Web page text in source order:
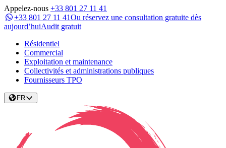
Appelez-nous +33 801 27 11 41
+33 801 27 11 41Ou réservez une consultation gratuite dès
aujourd’huiAudit gratuit
Résidentiel
Commercial
Exploitation et maintenance
Collectivités et administrations publiques
Fournisseurs TPO
FR